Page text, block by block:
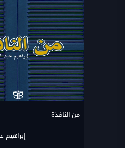
من النافذة
إبراهيم